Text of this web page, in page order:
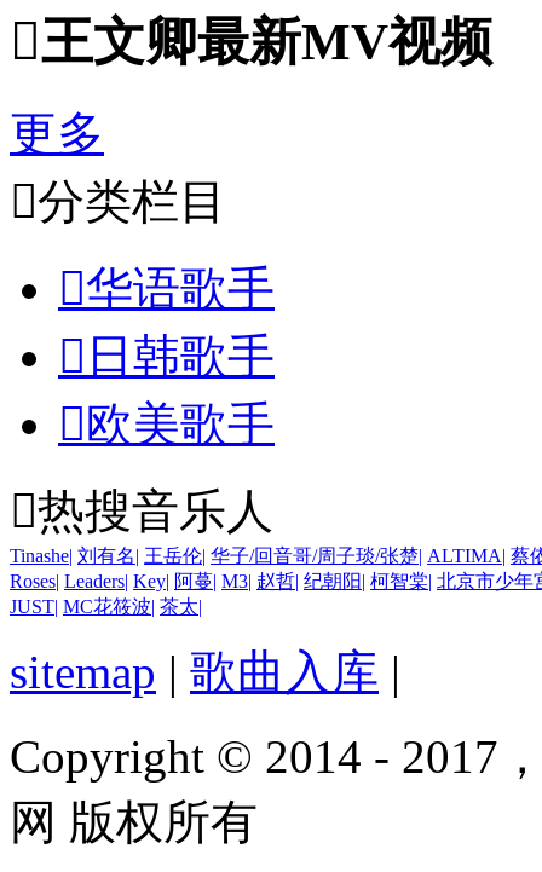
王文卿最新MV视频
更多
分类栏目
华语歌手
 日韩歌手
欧美歌手
热搜音乐人
Tinashe| 刘有名| 王岳伦| 华子/回音哥/周子琰/张楚| ALTIMA| 蔡
Roses| Leaders| Key| 阿蔓| M3| 赵哲| 纪朝阳| 柯智棠| 北京市少年
JUST| MC花筱波| 茶太|
sitemap | 歌曲入库 |
Copyright © 2014 - 2017
网 版权所有